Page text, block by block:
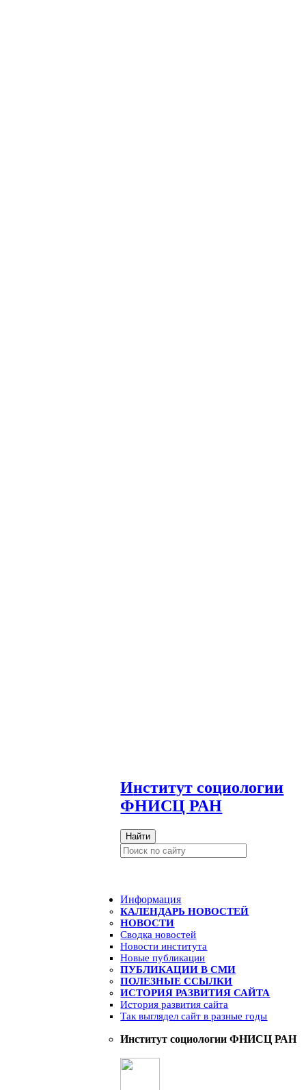
Институт социологии
ФНИСЦ РАН
Найти
Информация
КАЛЕНДАРЬ НОВОСТЕЙ
НОВОСТИ
Сводка новостей
Новости института
Новые публикации
ПУБЛИКАЦИИ В СМИ
ПОЛЕЗНЫЕ ССЫЛКИ
ИСТОРИЯ РАЗВИТИЯ САЙТА
История развития сайта
Так выглядел сайт в разные годы
Институт социологии ФНИСЦ РАН